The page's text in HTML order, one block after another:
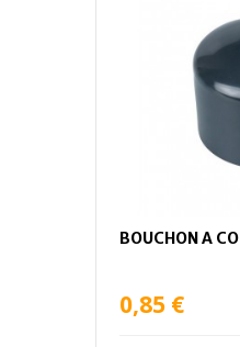
BOUCHON A
0,85 €